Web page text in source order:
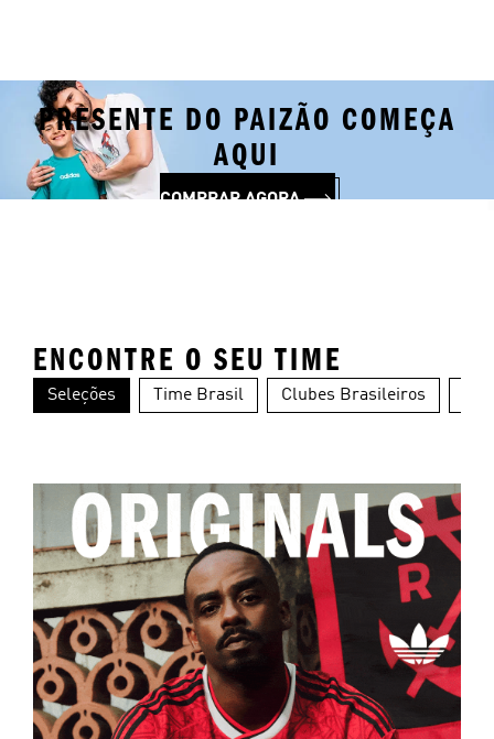
PRESENTE DO PAIZÃO COMEÇA
AQUI
COMPRAR AGORA
ENCONTRE O SEU TIME
Seleções Time Brasil Clubes Brasileiros
Alemanha Argentina